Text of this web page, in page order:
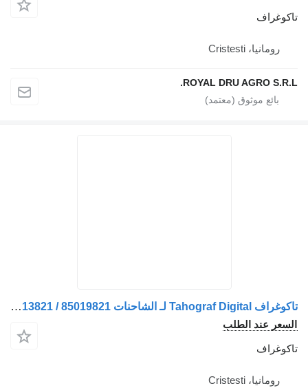
رومانيا، Cristesti
ROYAL DRU AGRO
تاكوغراف Tahograf Digital لـ الشاحنات Volvo 7425641722 / 25641722 / 85013821 / 85019821
عند الطلب
رومانيا، Cristesti